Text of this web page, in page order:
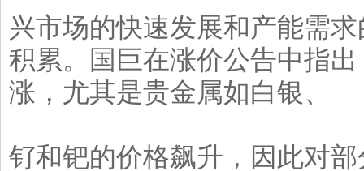
兴市场的快速发展和产能需
积累。国巨在涨价公告中指
涨，尤其是贵金属如白银、
钌和钯的价格飙升，因此对